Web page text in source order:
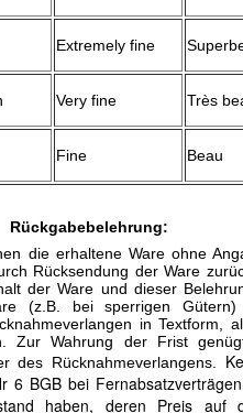
Extremely fine
Very fine Très
Fine Beau
Rückgabebelehrung:
die erhaltene Ware ohne
Rücksendung der Ware
der Ware und dieser
(z.B. bei sperrigen
in Textform,
Zur Wahrung der Frist
des Rücknahmeverlangens.
6 BGB bei
haben, deren Preis auf